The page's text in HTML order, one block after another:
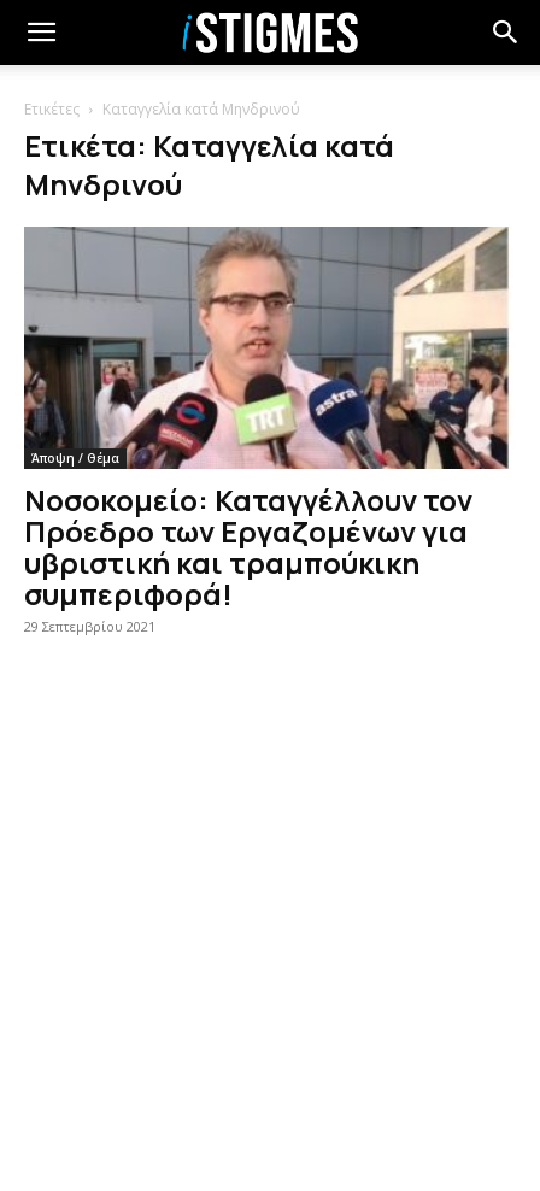
Ετικέτες Καταγγελία κατά Μηνδρινού
Ετικέτα: Καταγγελία κατά
Μηνδρινού
Άποψη / Θέμα
Νοσοκομείο: Καταγγέλλουν τον
Πρόεδρο των Εργαζομένων για
υβριστική και τραμπούκικη
συμπεριφορά!
29 Σεπτεμβρίου 2021